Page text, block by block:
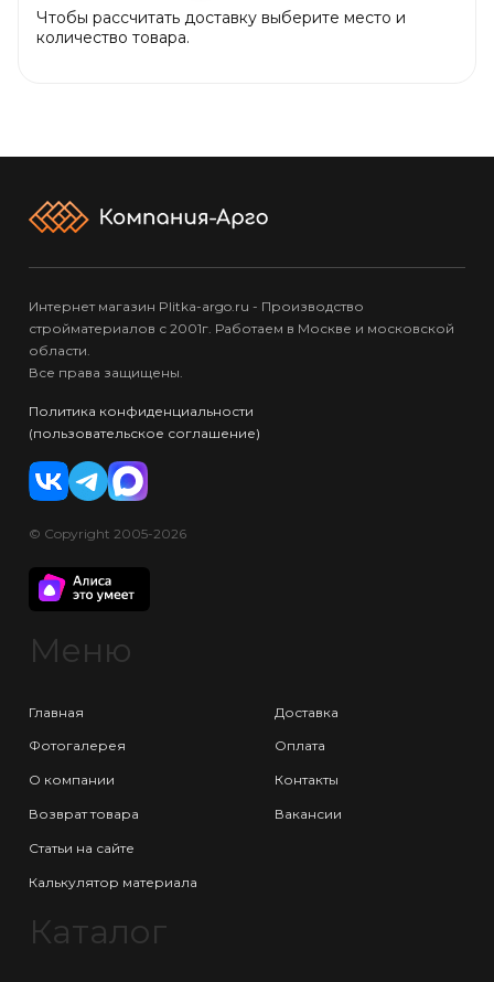
Чтобы рассчитать доставку выберите место и
количество товара.
Интернет магазин Plitka-argo.ru - Производство
стройматериалов с 2001г. Работаем в Москве и московской
области.
Все права защищены.
Политика конфиденциальности
(пользовательское соглашение)
© Copyright 2005-2026
Меню
Главная
Фотогалерея
О компании
Возврат товара
Статьи на сайте
Калькулятор материала
Доставка
Оплата
Контакты
Вакансии
Каталог